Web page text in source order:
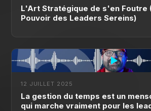
L'Art Stratégique de s'en Foutre
Pouvoir des Leaders Sereins)
12 JUILLET 2025
La gestion du temps est un
qui marche vraiment pour les